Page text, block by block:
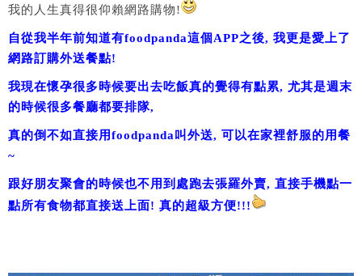
我的人生真得很仰賴網路購物!
自從我半年前知道有foodpanda這個APP之後, 我更是愛上了
網路訂購外送餐點!
我現在懷孕很多時候要出去吃飯真的覺得有點累, 尤其是週末
的時候很多餐廳都要排隊,
真的倒不如直接用foodpanda叫外送, 可以在家裡舒服的用餐
~
跟好朋友聚會的時候也不用到處跑去張羅外賣, 直接手機點一
點所有食物都直接送上面! 真的超級方便!!!